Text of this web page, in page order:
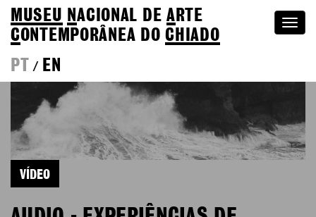
MUSEU NACIONAL DEA RTE
CONTEMPORÂNEA DOCHIADO
PT
/ EN
VÍDEO